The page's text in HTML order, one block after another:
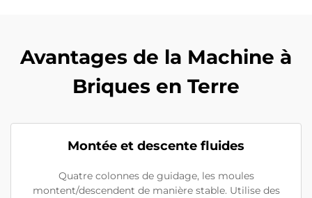
Avantages de la Machine à
Briques en Terre
Montée et descente fluides
Quatre colonnes de guidage, les moules
montent/descendent de manière stable. Utilise des